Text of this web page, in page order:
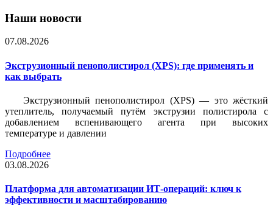
Наши новости
07.08.2026
Экструзионный пенополистирол (XPS): где применять и
как выбрать
Экструзионный пенополистирол (XPS) — это жёсткий
утеплитель, получаемый путём экструзии полистирола с
добавлением вспенивающего агента при высоких
температуре и давлении
Подробнее
03.08.2026
Платформа для автоматизации ИТ-операций: ключ к
эффективности и масштабированию